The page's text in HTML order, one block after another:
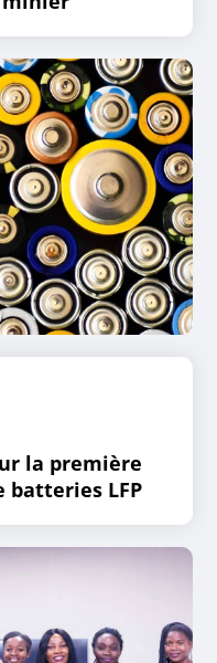
la première
batteries LFP